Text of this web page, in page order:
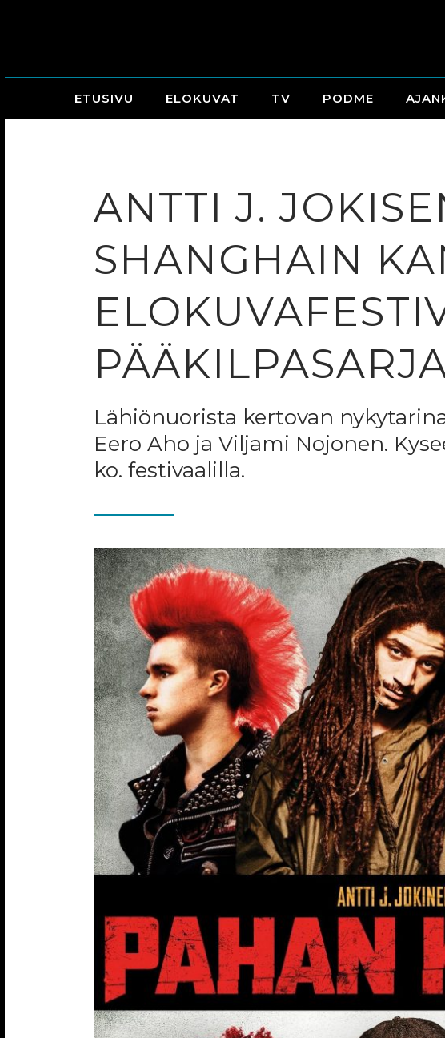
ETUSIVU ELOKUVAT TV PODME
ANTTI J.
SHANGHAIN
Lähiönuorista kertovan
Eero Aho ja Viljami Nojonen.
ko. festivaalilla.